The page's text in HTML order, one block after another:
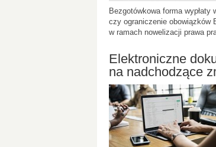
Bezgotówkowa forma
czy ograniczenie
w ramach nowelizacji prawa
Elektroniczne
na nadchodzące